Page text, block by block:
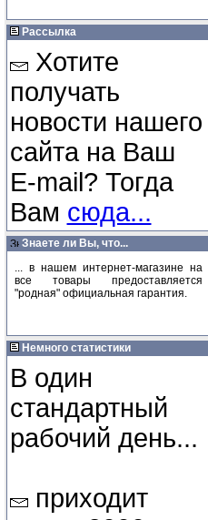
Рассылка
Хотите
получать
новости нашего
сайта на Ваш
E-mail? Тогда
Вам сюда...
Знаете ли Вы, что...
... в нашем интернет-магазине на
все товары предоставляется
"родная" официальная гарантия.
Немного статистики
В один
стандартный
рабочий день...
приходит